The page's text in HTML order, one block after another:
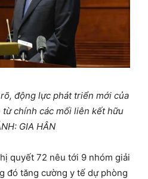
động lực phát triển mới của
chính các mối liên kết hữu
GIA HÂN
quyết 72 nêu tới 9 nhóm giải
đó tăng cường y tế dự phòng